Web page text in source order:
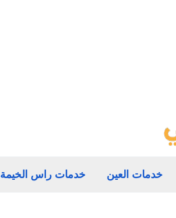
خدمات العين خدمات راس الخيمة